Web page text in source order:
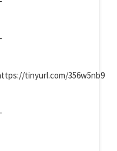
tinyurl.com/356w5nb9